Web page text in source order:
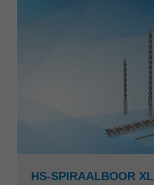
HS-SPIRAALBOOR XL